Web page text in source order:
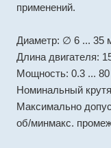
применений.
Диаметр: ∅ 6 ... 35
Длина двигателя:
Мощность: 0.3 ...
Номинальный
Максимально
об/минмакс.